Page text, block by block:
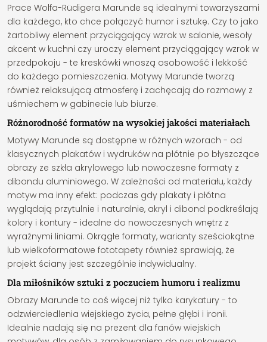
Prace Wolfa-Rüdigera Marunde są idealnymi towarzyszami
dla każdego, kto chce połączyć humor i sztukę. Czy to jako
żartobliwy element przyciągający wzrok w salonie, wesoły
akcent w kuchni czy uroczy element przyciągający wzrok w
przedpokoju - te kreskówki wnoszą osobowość i lekkość
do każdego pomieszczenia. Motywy Marunde tworzą
również relaksującą atmosferę i zachęcają do rozmowy z
uśmiechem w gabinecie lub biurze.
Różnorodność formatów na wysokiej jakości materiałach
Motywy Marunde są dostępne w różnych wzorach - od
klasycznych plakatów i wydruków na płótnie po błyszczące
obrazy ze szkła akrylowego lub nowoczesne formaty z
dibondu aluminiowego. W zależności od materiału, każdy
motyw ma inny efekt: podczas gdy plakaty i płótna
wyglądają przytulnie i naturalnie, akryl i dibond podkreślają
kolory i kontury - idealne do nowoczesnych wnętrz z
wyraźnymi liniami. Okrągłe formaty, warianty sześciokątne
lub wielkoformatowe fototapety również sprawiają, że
projekt ściany jest szczególnie indywidualny.
Dla miłośników sztuki z poczuciem humoru i realizmu
Obrazy Marunde to coś więcej niż tylko karykatury - to
odzwierciedlenia wiejskiego życia, pełne głębi i ironii.
Idealnie nadają się na prezent dla fanów wiejskich